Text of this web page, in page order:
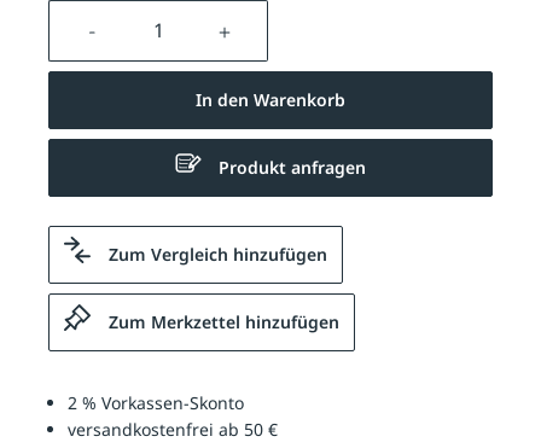
Produkt Anzahl: Gib den
In den Warenkorb
Produkt anfragen
Zum Vergleich hinzufügen
Zum Merkzettel hinzufügen
2 % Vorkassen-Skonto
versandkostenfrei ab 50 €